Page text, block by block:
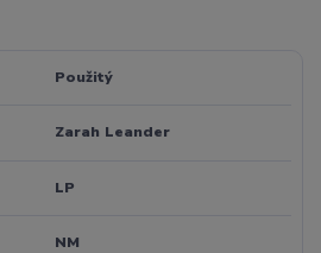
Použitý
Zarah Leander
LP
NM